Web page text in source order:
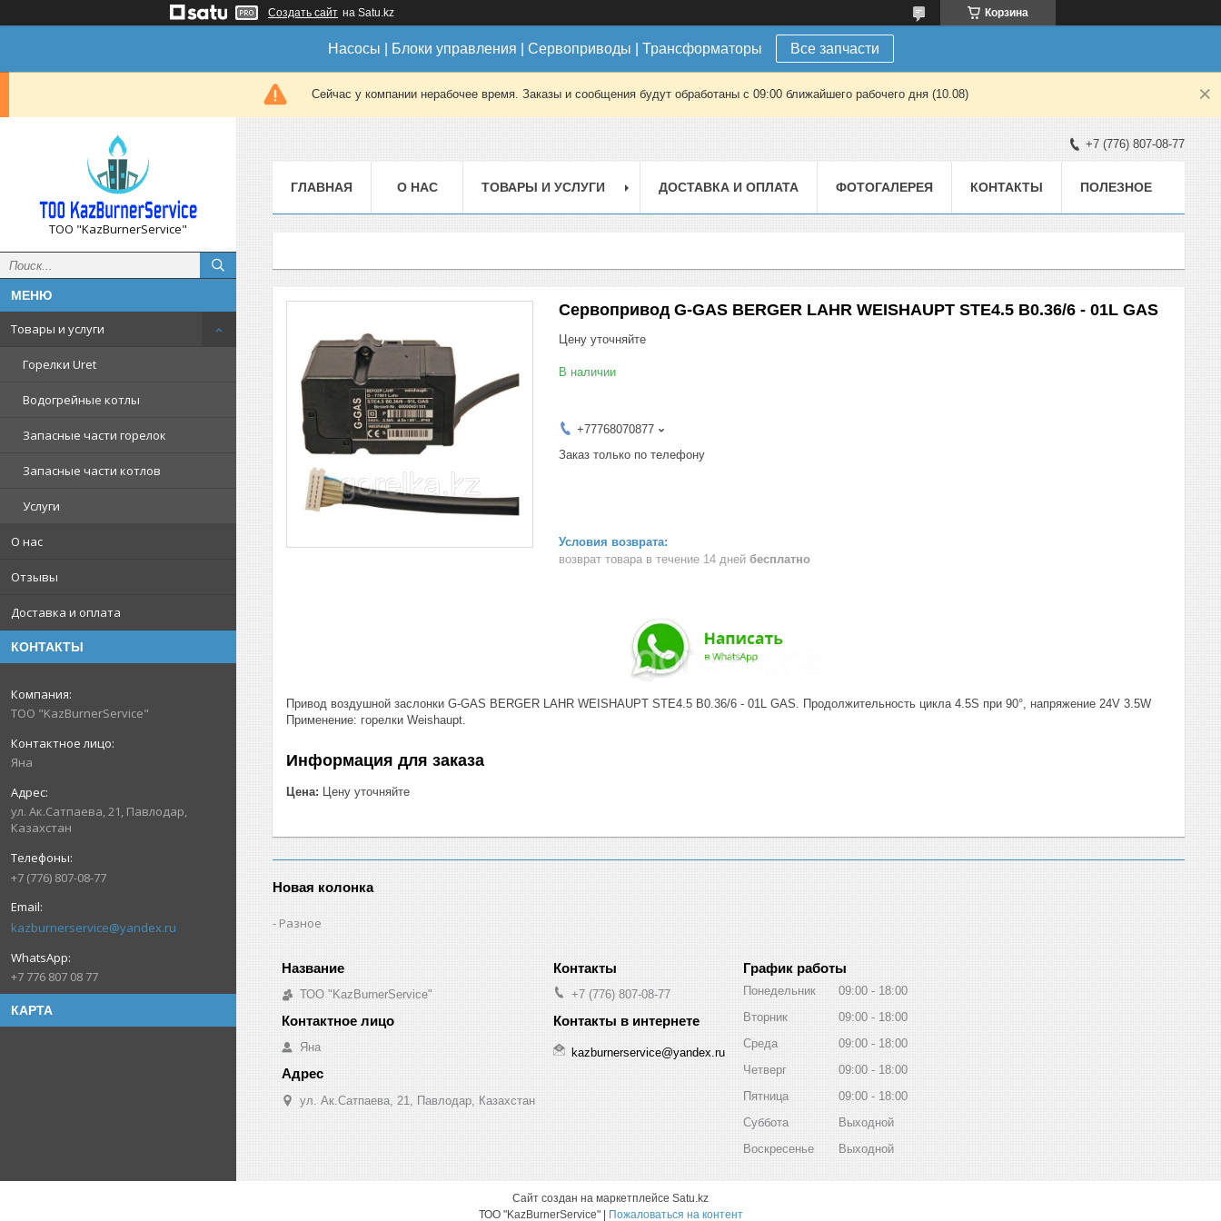
Создать сайт на Satu.kz Корзина
Насосы | Блоки управления | Сервоприводы | Трансформаторы Все запчасти
Сейчас у компании нерабочее время. Заказы и сообщения будут обработаны с 09:00 ближайшего рабочего дня (10.08)
ТОО "KazBurnerService"
Товары и услуги
Горелки Uret
Водогрейные котлы
Запасные части горелок
Запасные части котлов
Услуги
О нас
Отзывы
Доставка и оплата
КОНТАКТЫ
ТОО "KazBurnerService"
Яна
ул. Ак.Сатпаева, 21, Павлодар,
Казахстан
+7 (776) 807-08-77
kazburnerservice@yandex.ru
+7 776 807 08 77
КАРТА
+7 (776) 807-08-77
ГЛАВНАЯ О НАС ТОВАРЫ И УСЛУГИ ДОСТАВКА И ОПЛАТА ФОТОГАЛЕРЕЯ КОНТАКТЫ ПОЛЕЗНОЕ
Сервопривод G-GAS BERGER LAHR WEISHAUPT STE4.5 B0.36/6 - 01L GAS
Цену уточняйте
В наличии
+77768070877
Заказ только по телефону
возврат товара в течение 14 дней бесплатно
Привод воздушной заслонки G-GAS BERGER LAHR WEISHAUPT STE4.5 B0.36/6 - 01L GAS. Продолжительность цикла 4.5S при 90°, напряжение 24V 3.5W
Применение: горелки Weishaupt.
Информация для заказа
Цена: Цену уточняйте
Новая колонка
Разное
ТОО "KazBurnerService"
Яна
ул. Ак.Сатпаева, 21, Павлодар, Казахстан
+7 (776) 807-08-77
kazburnerservice@yandex.ru
График работы
Понедельник 09:00
18:00
Вторник
09:00
18:00
Среда
09:00
18:00
Четверг
09:00
18:00
Пятница
09:00
18:00
Суббота
Выходной
Воскресенье
Выходной
Сайт создан на маркетплейсе Satu.kz
ТОО "KazBurnerService" | Пожаловаться на контент